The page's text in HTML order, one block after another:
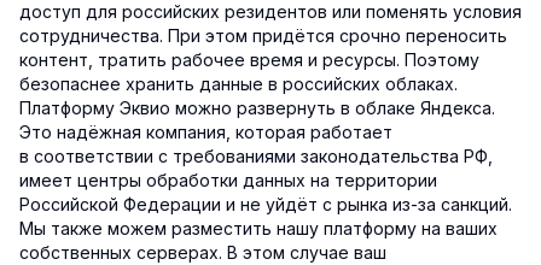
доступ для российских резидентов или поменять условия
сотрудничества. При этом придётся срочно переносить
контент, тратить рабочее время и ресурсы. Поэтому
безопаснее хранить данные в российских облаках.
Платформу Эквио можно развернуть в облаке Яндекса.
Это надёжная компания, которая работает
в соответствии с требованиями законодательства РФ,
имеет центры обработки данных на территории
Российской Федерации и не уйдёт с рынка из-за санкций.
Мы также можем разместить нашу платформу на ваших
собственных серверах. В этом случае ваш